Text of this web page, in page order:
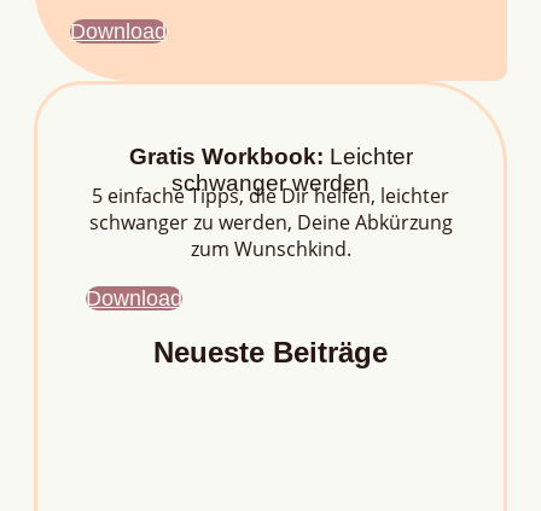
Download
Gratis Workbook: Leichter
schwanger werden
5 einfache Tipps, die Dir helfen, leichter
schwanger zu werden, Deine Abkürzung
zum Wunschkind.
Download
Neueste Beiträge